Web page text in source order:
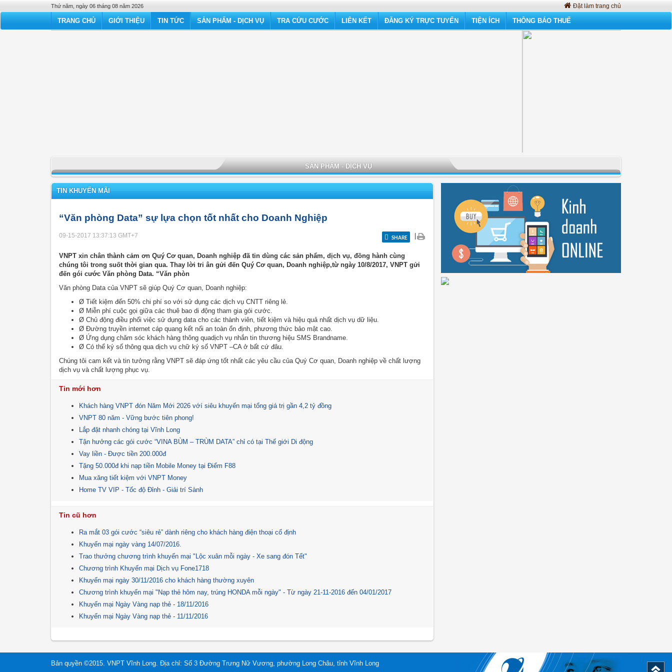
Thứ năm, ngày 06 tháng 08 năm 2026 Đặt làm trang chủ
TRANG CHỦ GIỚI THIỆU TIN TỨC SẢN PHẨM - DỊCH VỤ TRA CỨU CƯỚC LIÊN KẾT ĐĂNG KÝ TRỰC TUYẾN TIỆN ÍCH THÔNG BÁO THUẾ
SẢN PHẨM - DỊCH VỤ
TIN KHUYẾN MÃI
“Văn phòng Data” sự lựa chọn tốt nhất cho Doanh Nghiệp
09-15-2017 13:37:13 GMT+7 SHARE
VNPT xin chân thành cảm ơn Quý Cơ quan, Doanh nghiệp đã tin dùng các sản phẩm, dịch vụ, đồng hành cùng
chúng tôi trong suốt thời gian qua. Thay lời tri ân gửi đến Quý Cơ quan, Doanh nghiệp,từ ngày 10/8/2017, VNPT gửi
đến gói cước Văn phòng Data. “Văn phòn
Văn phòng Data của VNPT sẽ giúp Quý Cơ quan, Doanh nghiệp:
Ø Tiết kiệm đến 50% chi phí so với sử dụng các dịch vụ CNTT riêng lẻ.
Ø Miễn phí cuộc gọi giữa các thuê bao di động tham gia gói cước.
Ø Chủ động điều phối việc sử dụng data cho các thành viên, tiết kiệm và hiệu quả nhất dịch vụ dữ liệu.
Ø Đường truyền internet cáp quang kết nối an toàn ổn định, phương thức bảo mật cao.
Ø Ứng dụng chăm sóc khách hàng thông quadịch vụ nhắn tin thương hiệu SMS Brandname.
Ø Có thể ký số thông qua dịch vụ chữ ký số VNPT –CA ở bất cứ đâu.
Chúng tôi cam kết và tin tưởng rằng VNPT sẽ đáp ứng tốt nhất các yêu cầu của Quý Cơ quan, Doanh nghiệp về chất lượng
dịch vụ và chất lượng phục vụ.
Tin mới hơn
Khách hàng VNPT đón Năm Mới 2026 vớí siêu khuyến mại tổng giá trị gần 4,2 tỷ đồng
VNPT 80 năm - Vững bước tiên phong!
Lắp đặt nhanh chóng tại Vĩnh Long
Tận hưởng các gói cước “VINA BÙM – TRÙM DATA” chỉ có tại Thế giới Di động
Vay liền - Được tiền 200.000đ
Tặng 50.000đ khi nạp tiền Mobile Money tại Điểm F88
Mua xăng tiết kiệm với VNPT Money
Home TV VIP - Tốc độ Đỉnh - Giải trí Sành
Tin cũ hơn
Ra mắt 03 gói cước “siêu rẻ” dành riêng cho khách hàng điện thoại cố định
Khuyến mại ngày vàng 14/07/2016.
Trao thưởng chương trình khuyến mại "Lộc xuân mỗi ngày - Xe sang đón Tết"
Chương trình Khuyến mại Dịch vụ Fone1718
Khuyến mại ngày 30/11/2016 cho khách hàng thường xuyên
Chương trình khuyến mại "Nạp thẻ hôm nay, trúng HONDA mỗi ngày" - Từ ngày 21-11-2016 đến 04/01/2017
Khuyến mại Ngày Vàng nạp thẻ - 18/11/2016
Khuyến mại Ngày Vàng nạp thẻ - 11/11/2016
Bản quyền ©2015. VNPT Vĩnh Long. Địa chỉ: Số 3 Đường Trưng Nữ Vương, phường Long Châu, tỉnh Vĩnh Long